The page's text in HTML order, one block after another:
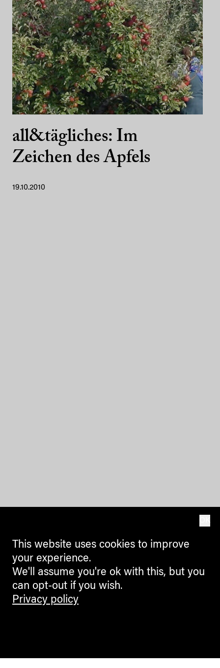
all&tägliches: Im
Zeichen des Apfels
19.10.2010
This website uses cookies to improve
your experience.
We'll assume you're ok with this, but you
can opt-out if you wish.
Privacy policy